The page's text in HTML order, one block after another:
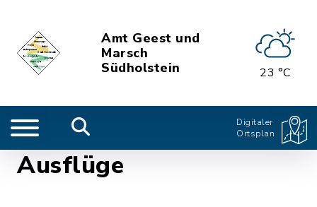
Amt Geest und
Marsch
Südholstein
23 °C
Digitaler
Ortsplan
Ausflüge